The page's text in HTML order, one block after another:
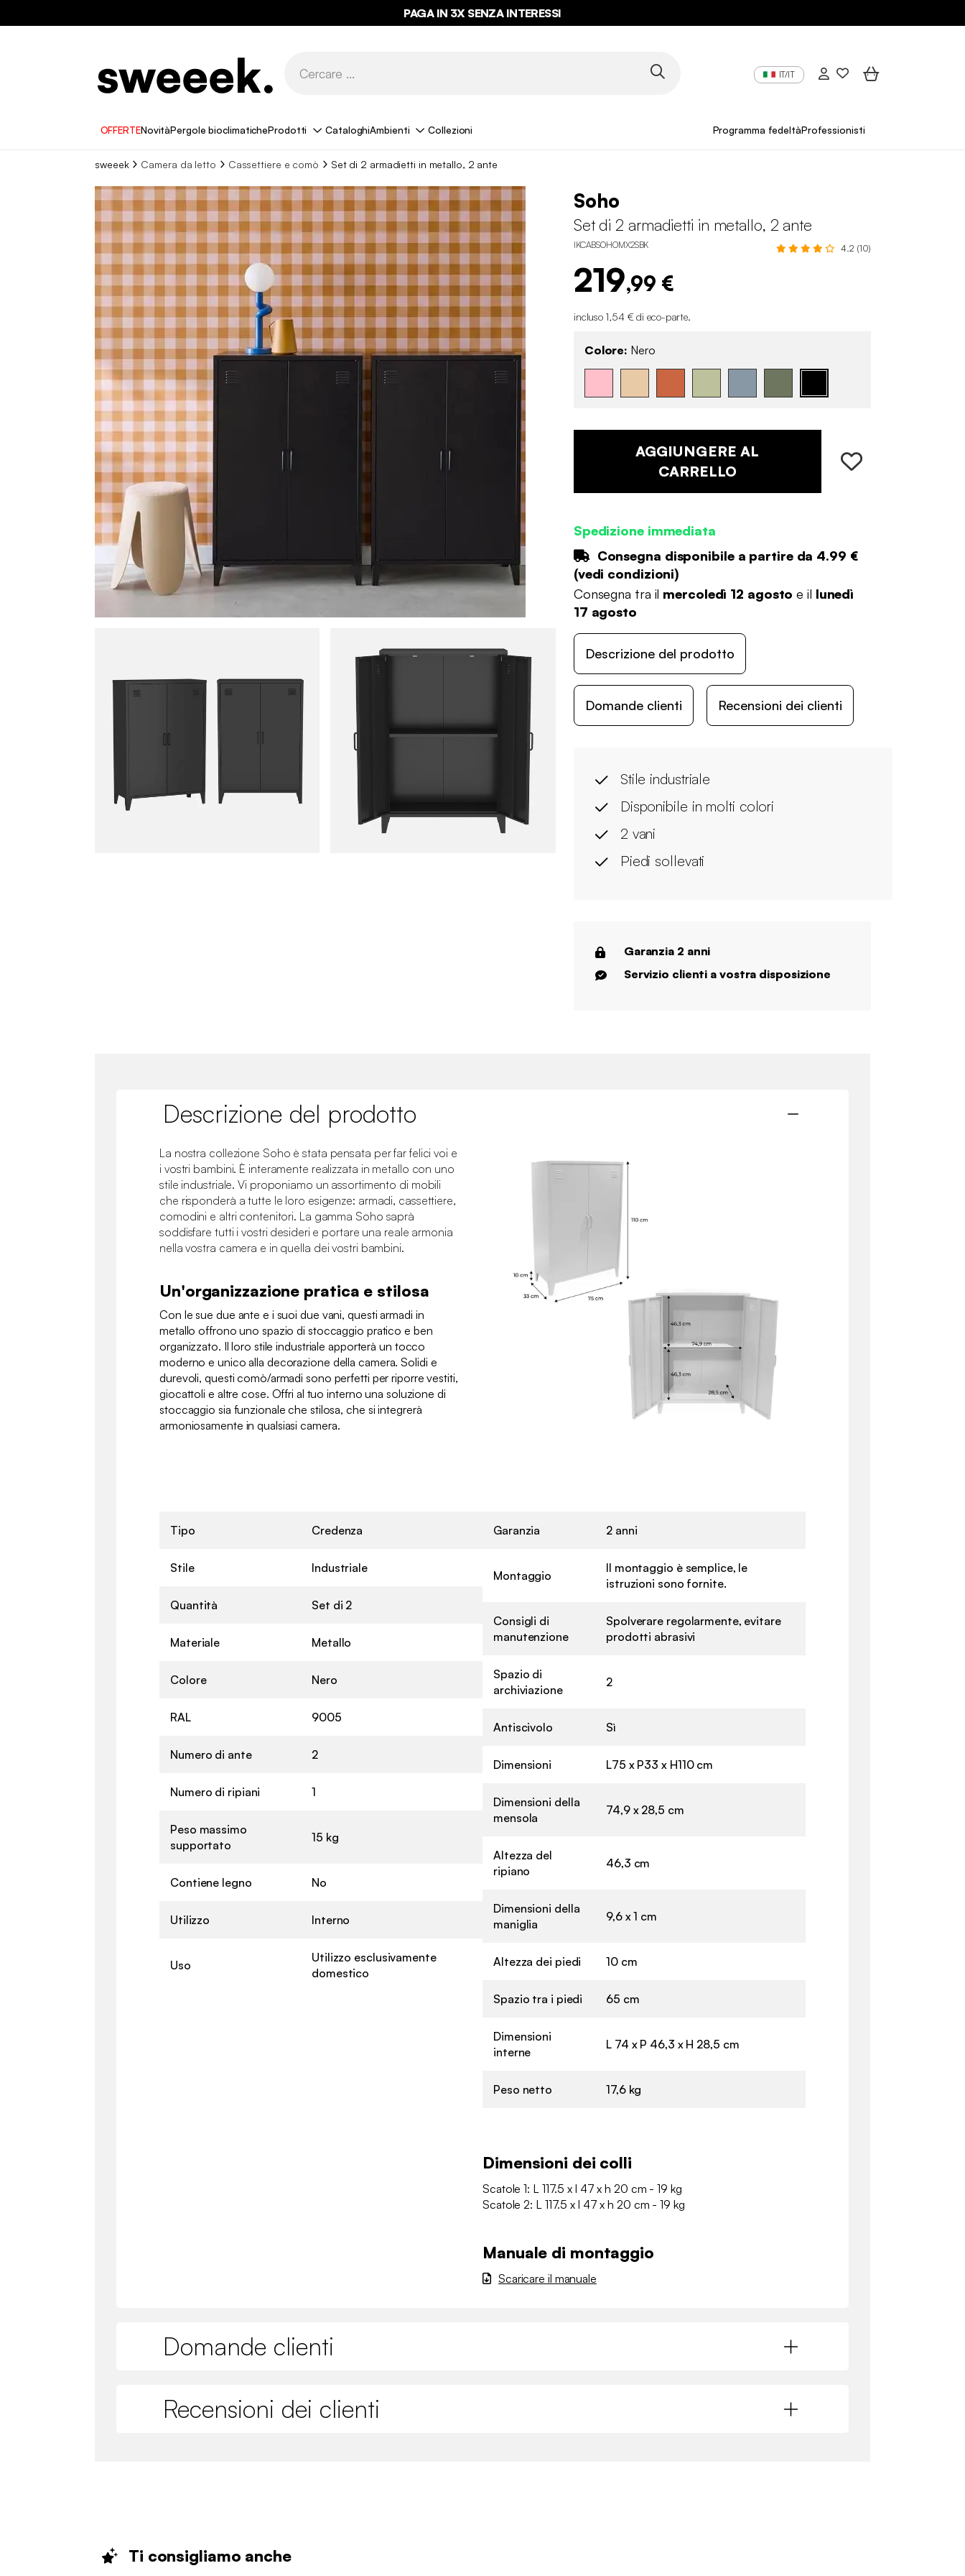
ULTIME OCCASIONI FINO AL -70%*
PAGA IN 3X SENZA INTERESSI
IT/IT
OFFERTENovitàPergole bioclimaticheProdotti CataloghiAmbienti Collezioni Programma fedeltàProfessionisti
sweeek Camera da letto Cassettiere e comò Set di 2 armadietti in metallo, 2 ante
Soho
Set di 2 armadietti in metallo, 2 ante
IKCABSOHOMX2SBK 4.2 (10)
219,99 €
incluso 1,54 € di eco-parte.
Colore: Nero
AGGIUNGERE AL
CARRELLO
Spedizione immediata
Consegna disponibile a partire da 4.99 €
(vedi condizioni)
Consegna tra il mercoledì 12 agosto e il lunedì
17 agosto
Descrizione del prodotto
Domande clienti Recensioni dei clienti
Stile industriale
Disponibile in molti colori
2 vani
Piedi sollevati
Garanzia 2 anni
Servizio clienti a vostra disposizione
Descrizione del prodotto
La nostra collezione Soho è stata pensata per far felici voi e
i vostri bambini. È interamente realizzata in metallo con uno
stile industriale. Vi proponiamo un assortimento di mobili
che risponderà a tutte le loro esigenze: armadi, cassettiere,
comodini e altri contenitori. La gamma Soho saprà
soddisfare tutti i vostri desideri e portare una reale armonia
nella vostra camera e in quella dei vostri bambini.
Un'organizzazione pratica e stilosa
Con le sue due ante e i suoi due vani, questi armadi in
metallo offrono uno spazio di stoccaggio pratico e ben
organizzato. Il loro stile industriale apporterà un tocco
moderno e unico alla decorazione della camera. Solidi e
durevoli, questi comò/armadi sono perfetti per riporre vestiti,
giocattoli e altre cose. Offri al tuo interno una soluzione di
stoccaggio sia funzionale che stilosa, che si integrerà
armoniosamente in qualsiasi camera.
Tipo Credenza
Stile Industriale
Quantità Set di 2
Materiale Metallo
Colore Nero
RAL 9005
Numero di ante 2
Numero di ripiani 1
Peso massimo
supportato
15 kg
Contiene legno No
Utilizzo Interno
Uso
Utilizzo esclusivamente
domestico
Garanzia 2 anni
Montaggio
Il montaggio è semplice, le
istruzioni sono fornite.
Consigli di
manutenzione
Spolverare regolarmente, evitare
prodotti abrasivi
Spazio di
archiviazione
2
Antiscivolo Sì
Dimensioni L75 x P33 x H110 cm
Dimensioni della
mensola
74,9 x 28,5 cm
Altezza del
ripiano
46,3 cm
Dimensioni della
maniglia
9,6 x 1 cm
Altezza dei piedi 10 cm
Spazio tra i piedi 65 cm
Dimensioni
interne
L 74 x P 46,3 x H 28,5 cm
Peso netto 17,6 kg
Dimensioni dei colli
Scatole 1: L 117.5 x l 47 x h 20 cm - 19 kg
Scatole 2: L 117.5 x l 47 x h 20 cm - 19 kg
Manuale di montaggio
Scaricare il manuale
Domande clienti
Recensioni dei clienti
Ti consigliamo anche